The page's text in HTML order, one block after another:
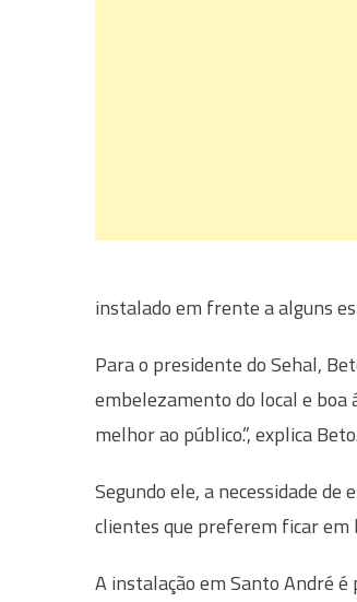
instalado em frente a alguns
Para o presidente do Sehal,
embelezamento do local e boa
melhor ao público.”, explica Beto.
Segundo ele, a necessidade
clientes que preferem ficar em
A instalação em Santo André